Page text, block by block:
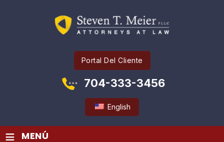
Portal Del Cliente
704-333-3456
English
≡ MENÚ